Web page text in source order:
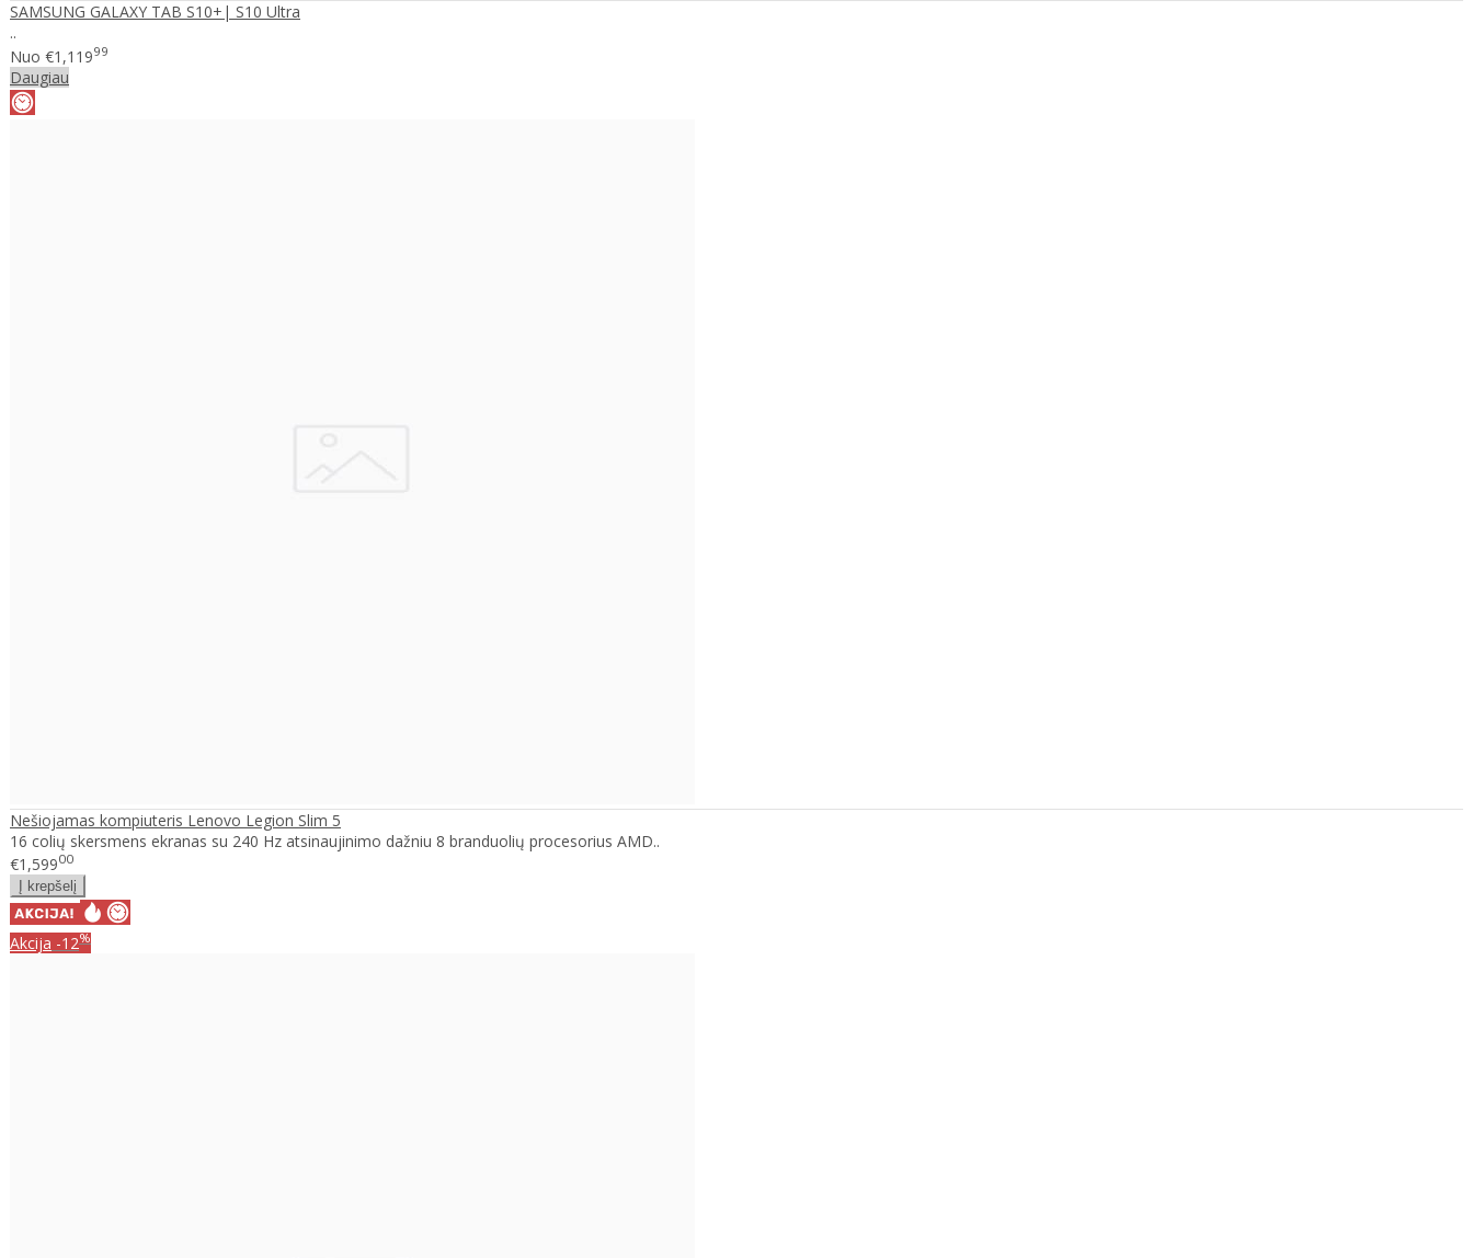
SAMSUNG GALAXY TAB S10+| S10 Ultra
..
Nuo €1,11999
Daugiau
Nešiojamas kompiuteris Lenovo Legion Slim 5
16 colių skersmens ekranas su 240 Hz atsinaujinimo dažniu 8 branduolių procesorius AMD..
€1,59900
Akcija -12%